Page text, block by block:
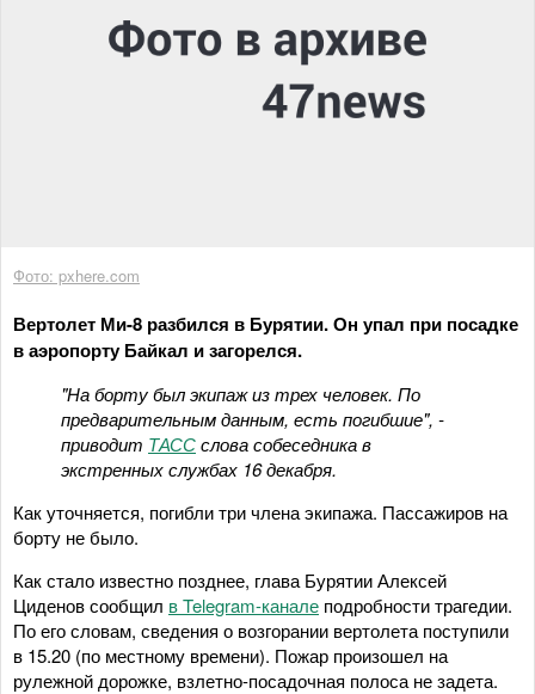
Фото: pxhere.com
Вертолет Ми-8 разбился в Бурятии. Он упал при посадке
в аэропорту Байкал и загорелся.
"На борту был экипаж из трех человек. По
предварительным данным, есть погибшие", -
приводит ТАССслова собеседника в
экстренных службах 16 декабря.
Как уточняется, погибли три члена экипажа. Пассажиров на
борту не было.
Как стало известно позднее, глава Бурятии Алексей
Циденов сообщил в Telegram-канале подробности трагедии.
По его словам, сведения о возгорании вертолета поступили
в 15.20 (по местному времени). Пожар произошел на
рулежной дорожке, взлетно-посадочная полоса не задета.